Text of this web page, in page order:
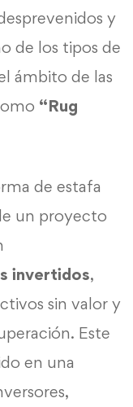
y
de los tipos de
ámbito de las
“Rug
de estafa
un proyecto
invertidos,
sin valor y
Este
en una